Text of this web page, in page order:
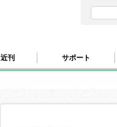
近刊 サポート